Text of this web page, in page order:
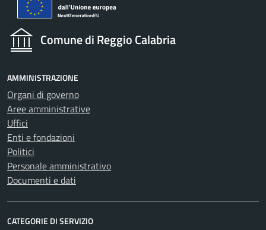
Comune di Reggio Calabria
AMMINISTRAZIONE
Organi di governo
Aree amministrative
Uffici
Enti e fondazioni
Politici
Personale amministrativo
Documenti e dati
CATEGORIE DI SERVIZIO